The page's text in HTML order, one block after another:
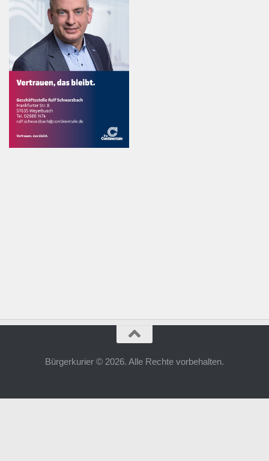
Bürgerkurier © 2026. Alle Rechte vorbehalten.